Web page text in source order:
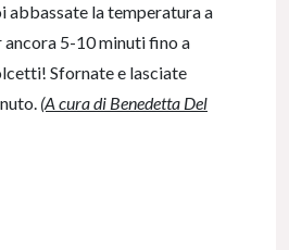
abbassate la temperatura a
ancora 5-10 minuti fino a
Sfornate e lasciate
(A cura di Benedetta Del